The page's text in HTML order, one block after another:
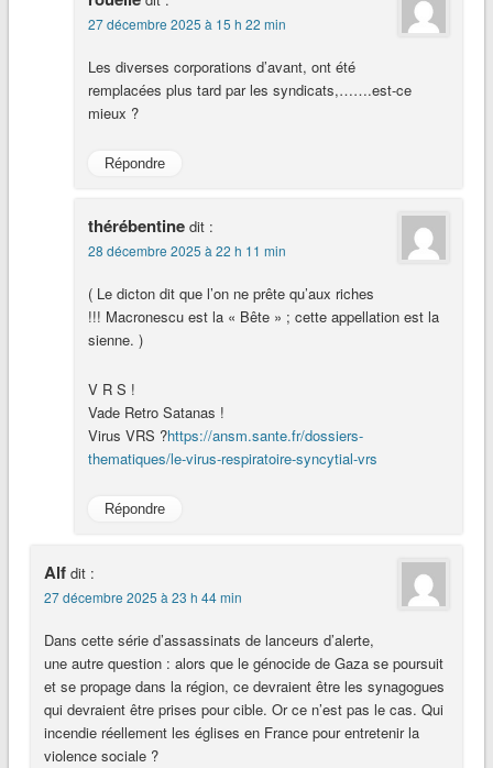
27 décembre 2025 à 15 h 22 min
Les diverses corporations d’avant, ont été
remplacées plus tard par les syndicats,…….est-ce
mieux ?
Répondre
thérébentine dit :
28 décembre 2025 à 22 h 11 min
( Le dicton dit que l’on ne prête qu’aux riches
!!! Macronescu est la « Bête » ; cette appellation est la
sienne. )
V R S !
Vade Retro Satanas !
Virus VRS ?https://ansm.sante.fr/dossiers-
thematiques/le-virus-respiratoire-syncytial-vrs
Répondre
Alf dit :
27 décembre 2025 à 23 h 44 min
Dans cette série d’assassinats de lanceurs d’alerte,
une autre question : alors que le génocide de Gaza se poursuit
et se propage dans la région, ce devraient être les synagogues
qui devraient être prises pour cible. Or ce n’est pas le cas. Qui
incendie réellement les églises en France pour entretenir la
violence sociale ?